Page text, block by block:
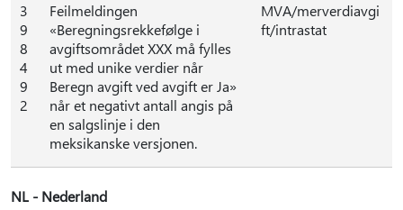
3
9
8
4
9
2
Feilmeldingen
«Beregningsrekkefølge i
avgiftsområdet XXX må fylles
ut med unike verdier når
Beregn avgift ved avgift er Ja»
når et negativt antall angis på
en salgslinje i den
meksikanske versjonen.
MVA/merverdiavgi
ft/intrastat
NL - Nederland